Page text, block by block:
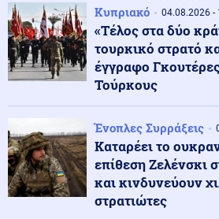
Κοινωνία 06.08.2026 - 08:10
Χάρτης πρόβλεψης κινδύνου:
σήμερα Αττική, Βοιωτία,
Πολιτική 06.08.2026 - 07:56
Το στοίχημα της επόμενης
μετωπική σύγκρουση
Κοινωνία 06.08.2026 - 07:55
Κυπριακό 04.08.2026 -
«Τέλος στα δύο
τουρκικό στρατό
έγγραφο
Τούρκους
Ένοπλες Συρράξεις
Καταρέει το
επίθεση Ζελένσκι
και κινδυνεύουν
στρατιώτες